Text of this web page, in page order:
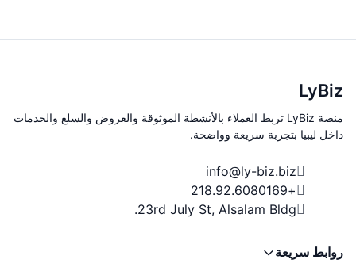
LyBiz
منصة LyBiz تربط العملاء بالأنشطة الموثوقة والعروض والسلع والخدمات
داخل ليبيا بتجربة سريعة وواضحة.
info@ly-biz.biz
+218.92.6080169
23rd July St, Alsalam Bldg.
روابط سريعة